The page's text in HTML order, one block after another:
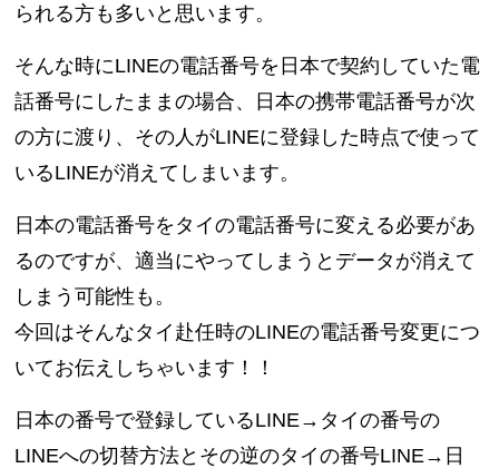
られる方も多いと思います。
そんな時にLINEの電話番号を日本で契約していた電
話番号にしたままの場合、日本の携帯電話番号が次
の方に渡り、その人がLINEに登録した時点で使って
いるLINEが消えてしまいます。
日本の電話番号をタイの電話番号に変える必要があ
るのですが、適当にやってしまうとデータが消えて
しまう可能性も。
今回はそんなタイ赴任時のLINEの電話番号変更につ
いてお伝えしちゃいます！！
日本の番号で登録しているLINE→タイの番号の
LINEへの切替方法とその逆のタイの番号LINE→日